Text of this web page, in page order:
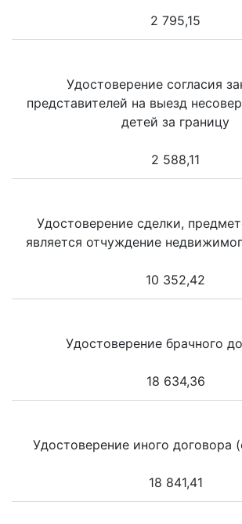
2 795,15
Удостоверение согласия
представителей на выезд
детей за границу
2 588,11
Удостоверение сделки,
является отчуждение
10 352,42
Удостоверение брачного
18 634,36
Удостоверение иного договора
18 841,41